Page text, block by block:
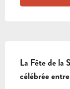
La Fête de la
célébrée